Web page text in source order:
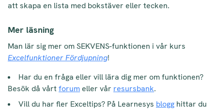
att skapa en lista med bokstäver eller tecken.
Mer läsning
Man lär sig mer om SEKVENS-funktionen i vår kurs
Excelfunktioner Fördjupning!
Har du en fråga eller vill lära dig mer om funktionen?
Besök då vårtforumeller vår resursbank.
Vill du har fler Exceltips? På Learnesys blogg hittar du